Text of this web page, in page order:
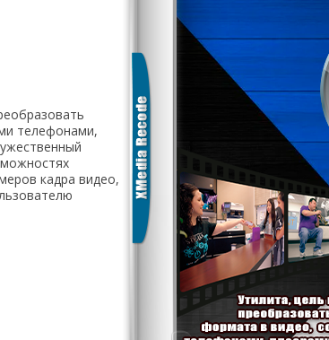
телефонами,
кадра видео,